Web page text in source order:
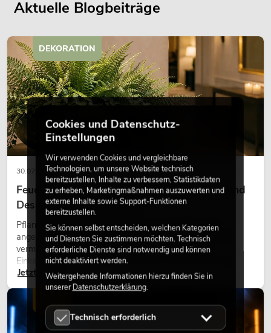
Aktuelle Blogbeiträge
30.07.2026
Feuerhemmende Kunstpflanzen: Sicherheit und
Design perfekt kombiniert
Pflanzen machen Räume lebendig. Sie schaffen eine
angenehme Atmosphäre, verbessern das Ambiente und
vermitteln Natürlichkeit. Ob in Hotels, Restaurants,
Einkaufszentren, Bürogebäuden oder auf Messeständen:
eine hochwertige Begrünung gehört heute längst zum
modernen Raumkonzept.
Jetzt lesen
DEKORATION
Cookies und Datenschutz-
Einstellungen
Wir verwenden Cookies und vergleichbare
Technologien, um unsere Website technisch
bereitzustellen, Inhalte zu verbessern, Statistikdaten
zu erheben, Marketingmaßnahmen auszuwerten und
externe Inhalte sowie Support-Funktionen
bereitzustellen.
Sie können selbst entscheiden, welchen Kategorien
und Diensten Sie zustimmen möchten. Technisch
erforderliche Dienste sind notwendig und können
nicht deaktiviert werden.
Weitergehende Informationen hierzu finden Sie in
unsererDatenschutzerklärung.
Technisch erforderlich